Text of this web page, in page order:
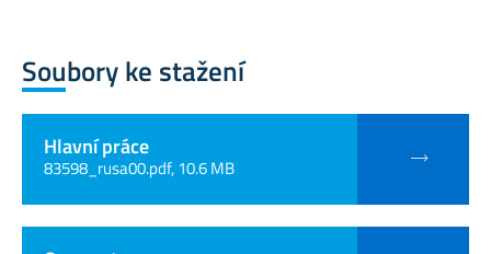
Soubory ke stažení
Hlavní práce
83598_rusa00.pdf, 10.6 MB